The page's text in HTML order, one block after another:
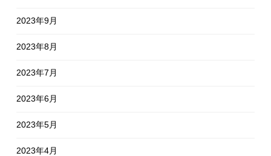
2023年9月
2023年8月
2023年7月
2023年6月
2023年5月
2023年4月